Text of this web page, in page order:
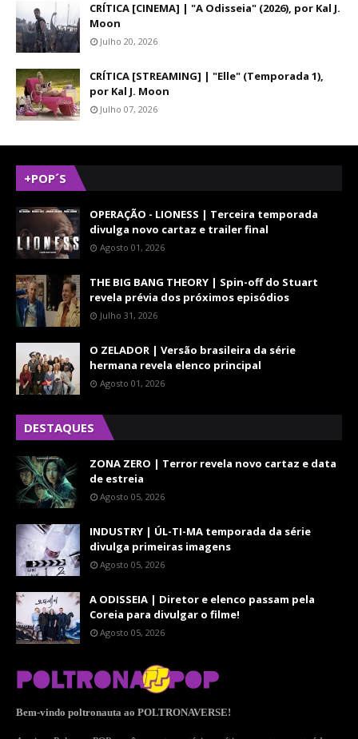
CRÍTICA [CINEMA] | "A Odisseia" (2026), por Kal J.
Moon
Julho 20, 2026
CRÍTICA [STREAMING] | "Elle" (Temporada 1),
por Kal J. Moon
Julho 07, 2026
+POP´S
OPERAÇÃO - LIONESS | Terceira temporada
divulga novo cartaz e trailer final
Agosto 01, 2026
THE BIG BANG THEORY | Spin-off do Stuart
revela prévia dos próximos episódios
Julho 31, 2026
O ZELADOR | Versão brasileira da série
hermana revela elenco principal
Agosto 01, 2026
DESTAQUES
ZONA ZERO | Terror revela novo cartaz e data
de estreia
Agosto 05, 2026
INDUSTRY | ÚL-TI-MA temporada da série
divulga primeiras imagens
Agosto 05, 2026
A ODISSEIA | Diretor e elenco passam pela
Coreia para divulgar o filme!
Agosto 05, 2026
Bem-vindo poltronauta ao POLTRONAVERSE!